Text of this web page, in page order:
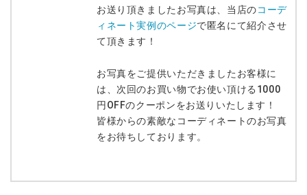
お送り頂きましたお写真は、当店のコーデ
ィネート実例のページで匿名にて紹介させ
て頂きます！
お写真をご提供いただきましたお客様に
は、次回のお買い物でお使い頂ける1000
円OFFのクーポンをお送りいたします！
皆様からの素敵なコーディネートのお写真
をお待ちしております。